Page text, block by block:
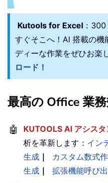
Kutools for Excel ：
すぐそこへ！AI 搭載の機
ディーな作業をぜひお楽
ロード！
最高の Office 業
🤖 KUTOOLS AI アシスタ
析を革新します： イン
生成 ｜ カスタム数式
生成 ｜ 拡張機能呼び